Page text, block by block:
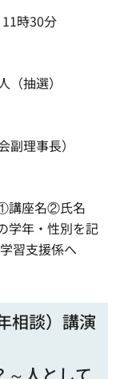
時30分
（抽選）
副理事長）
①講座名②氏名
学年・性別を記
習支援係へ
相談）講演
～人として